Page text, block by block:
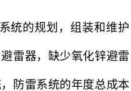
统的规划，组装和维护
雷器，缺少氧化锌避雷
防雷系统的年度总成本